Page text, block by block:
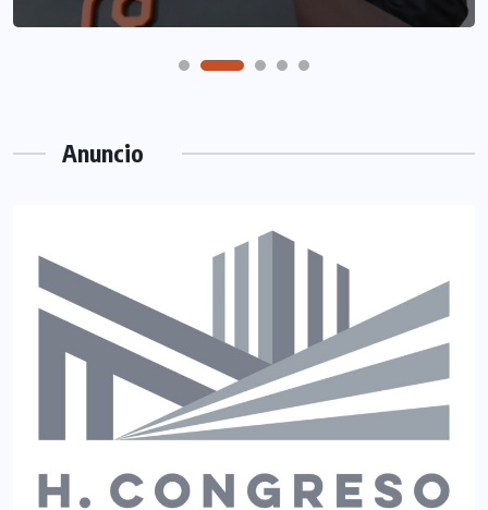
Anuncio